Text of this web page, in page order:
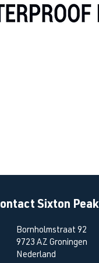
Sixton Peak
Bornholmstraat 92
9723 AZ Groningen
Nederland